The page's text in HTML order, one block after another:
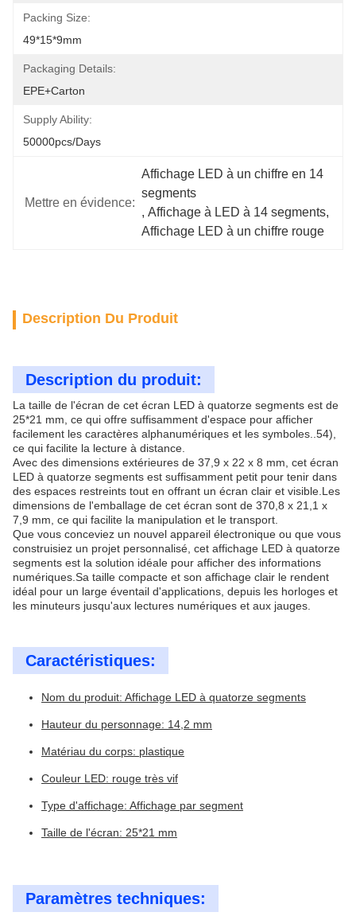
Packing Size:
49*15*9mm
Packaging Details:
EPE+Carton
Supply Ability:
50000pcs/days
Mettre en évidence:
Affichage LED à un chiffre en 14
segments
, Affichage à LED à 14 segments
Affichage LED à un chiffre rouge
Description Du Produit
Description du produit:
La taille de l'écran de cet écran LED à quatorze segments est de
25*21 mm, ce qui offre suffisamment d'espace pour afficher
facilement les caractères alphanumériques et les symboles..54),
ce qui facilite la lecture à distance.
Avec des dimensions extérieures de 37,9 x 22 x 8 mm, cet écran
LED à quatorze segments est suffisamment petit pour tenir dans
des espaces restreints tout en offrant un écran clair et visible.Les
dimensions de l'emballage de cet écran sont de 370,8 x 21,1 x
7,9 mm, ce qui facilite la manipulation et le transport.
Que vous conceviez un nouvel appareil électronique ou que vous
construisiez un projet personnalisé, cet affichage LED à quatorze
segments est la solution idéale pour afficher des informations
numériques.Sa taille compacte et son affichage clair le rendent
idéal pour un large éventail d'applications, depuis les horloges et
les minuteurs jusqu'aux lectures numériques et aux jauges.
Caractéristiques:
Nom du produit: Affichage LED à quatorze segments
Hauteur du personnage: 14,2 mm
Matériau du corps: plastique
Couleur LED: rouge très vif
Type d'affichage: Affichage par segment
Taille de l'écran: 25*21 mm
Paramètres techniques: